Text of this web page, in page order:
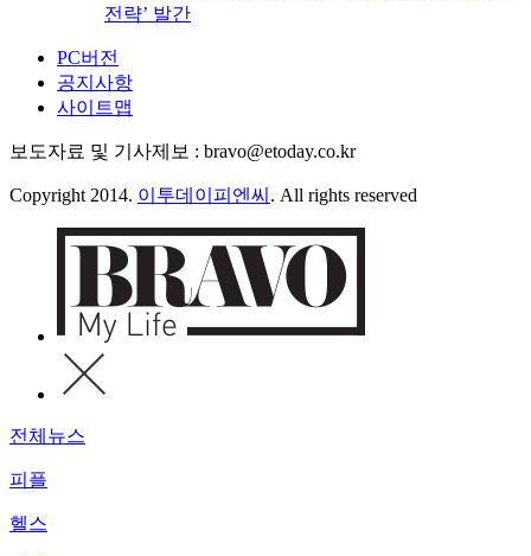
전략’ 발간
PC버전
공지사항
사이트맵
보도자료 및 기사제보 : bravo@etoday.co.kr
Copyright 2014. 이투데이피엔씨 . All rights reserved
전체뉴스
피플
헬스